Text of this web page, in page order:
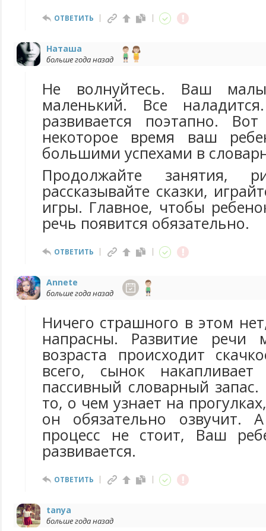
ОТВЕТИТЬ
Наташа
больше года назад
Не волнуйтесь. Ваш
маленький. Все
развивается поэтапно.
некоторое время ваш
большими успехами в
Продолжайте занятия,
рассказывайте сказки,
игры. Главное, чтобы
речь появится обязательно.
ОТВЕТИТЬ
Annete
больше года назад
Ничего страшного в этом
напрасны. Развитие речи
возраста происходит
всего, сынок
пассивный словарный
то, о чем узнает на
он обязательно озвучит.
процесс не стоит, Ваш
развивается.
ОТВЕТИТЬ
tanya
больше года назад